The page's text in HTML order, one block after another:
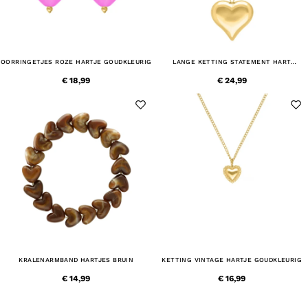
OORRINGETJES ROZE HARTJE GOUDKLEURIG
€ 18,99
LANGE KETTING STATEMENT HART
€ 24,99
KRALENARMBAND HARTJES BRUIN
€ 14,99
KETTING VINTAGE HARTJE GOUDKLEURIG
€ 16,99